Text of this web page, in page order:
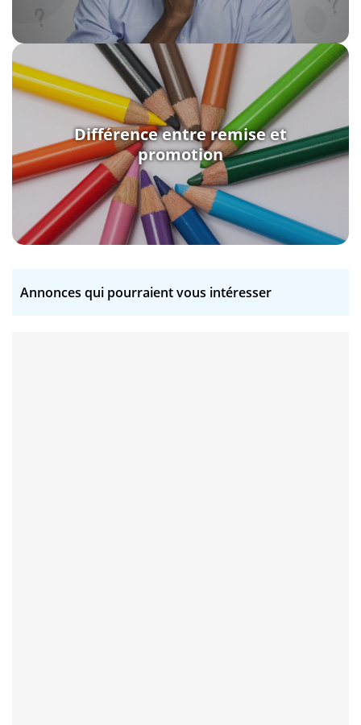
Différence entre remise et
promotion
Annonces qui pourraient vous intéresser